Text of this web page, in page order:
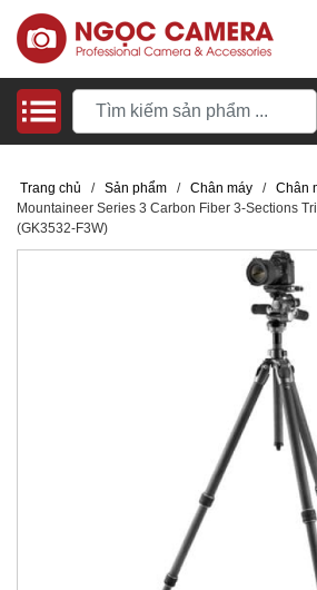
Trang chủ / Sản phẩm / Chân máy / Chân
Mountaineer Series 3 Carbon Fiber 3-Sections
(GK3532-F3W)